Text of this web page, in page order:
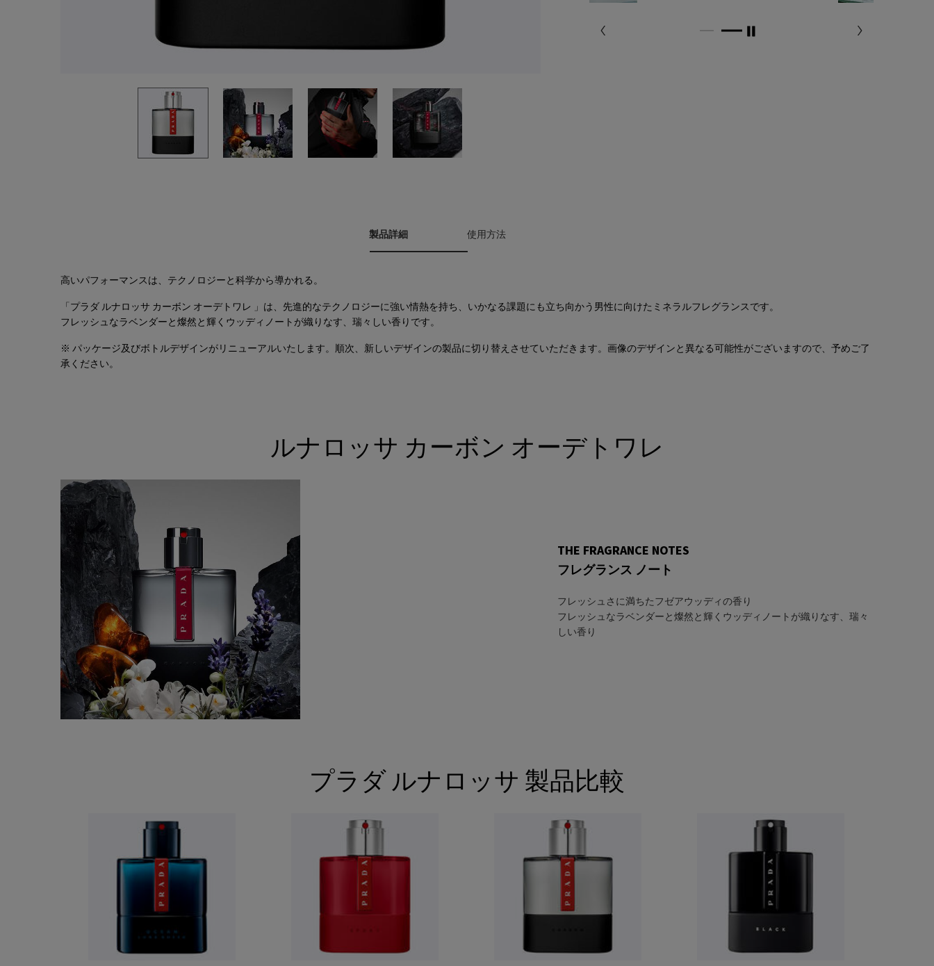
製品詳細 使用方法
高いパフォーマンスは、テクノロジーと科学から導かれる。
「プラダ ルナロッサ カーボン オーデトワレ 」は、先進的なテクノロジーに強い情熱を持ち、いかなる課題にも立ち向かう男性に向けたミネラルフレグランスです。
フレッシュなラベンダーと燦然と輝くウッディノートが織りなす、瑞々しい香りです。
※ パッケージ及びボトルデザインがリニューアルいたします。順次、新しいデザインの製品に切り替えさせていただきます。画像のデザインと異なる可能性がございますので、予めご了
承ください。
<h1 class="h-text-align-center">ルナロッサ カーボン <br class="h-show-for-small-only">オーデトワレ</h1>
ルナロッサ カーボン オーデトワレ
THE FRAGRANCE NOTES
フレグランス ノート
フレッシュさに満ちたフゼアウッディの香り
フレッシュなラベンダーと燦然と輝くウッディノートが織りなす、瑞々
しい香り ​
プラダ ルナロッサ 製品比較